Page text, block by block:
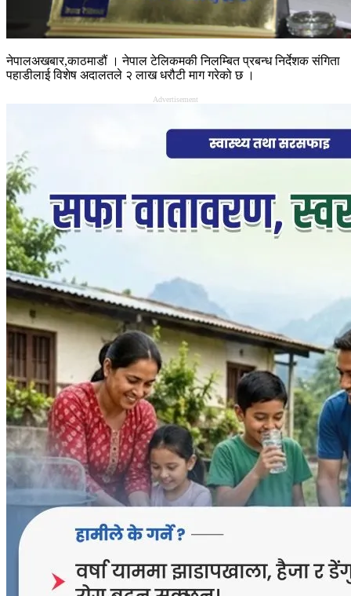
नेपालअखबार,काठमाडौं । नेपाल टेलिकमकी निलम्बित प्रबन्ध निर्देशक संगिता
पहाडीलाई विशेष अदालतले २ लाख धरौटी माग गरेको छ ।
Advertisement